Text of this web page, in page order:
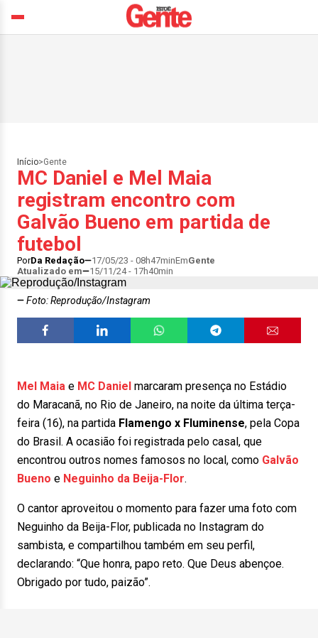
Início>Gente
MC Daniel e Mel Maia
registram encontro com
Galvão Bueno em partida de
futebol
PorDa Redação 17/05/23 - 08h47minEmGente
Atualizado em
15/11/24 - 17h40min
Foto: Reprodução/Instagram
Mel Maia e MC Daniel marcaram presença no Estádio
do Maracanã, no Rio de Janeiro, na noite da última terça-
feira (16), na partida Flamengo x Fluminense, pela Copa
do Brasil. A ocasião foi registrada pelo casal, que
encontrou outros nomes famosos no local, como Galvão
Bueno e Neguinho da Beija-Flor.
O cantor aproveitou o momento para fazer uma foto com
Neguinho da Beija-Flor, publicada no Instagram do
sambista, e compartilhou também em seu perfil,
declarando: “Que honra, papo reto. Que Deus abençoe.
Obrigado por tudo, paizão”.